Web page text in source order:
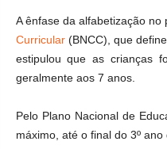
A ênfase da alfabetização
Curricular(BNCC), que
estipulou que as crianças
geralmente aos 7 anos.
Pelo Plano Nacional de
máximo, até o final do 3º